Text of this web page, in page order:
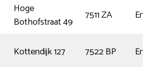
Hoge
Bothofstraat 49
7511 ZA
Kottendijk 127 7522 BP